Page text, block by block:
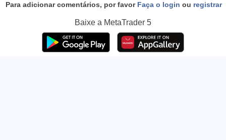
Para adicionar comentários, por favor Faça o login ou registrar
Baixe a MetaTrader 5